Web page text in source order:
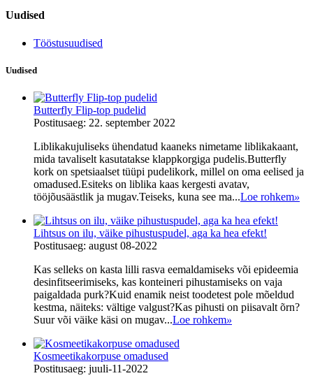
Uudised
Tööstusuudised
Uudised
Butterfly Flip-top pudelid
Postitusaeg: 22. september 2022
Liblikakujuliseks ühendatud kaaneks nimetame liblikakaant,
mida tavaliselt kasutatakse klappkorgiga pudelis.Butterfly
kork on spetsiaalset tüüpi pudelikork, millel on oma eelised ja
omadused.Esiteks on liblika kaas kergesti avatav,
tööjõusäästlik ja mugav.Teiseks, kuna see ma...Loe rohkem»
Lihtsus on ilu, väike pihustuspudel, aga ka hea efekt!
Postitusaeg: august 08-2022
Kas selleks on kasta lilli rasva eemaldamiseks või epideemia
desinfitseerimiseks, kas konteineri pihustamiseks on vaja
paigaldada purk?Kuid enamik neist toodetest pole mõeldud
kestma, näiteks: vältige valgust?Kas pihusti on piisavalt õrn?
Suur või väike käsi on mugav...Loe rohkem»
Kosmeetikakorpuse omadused
Postitusaeg: juuli-11-2022